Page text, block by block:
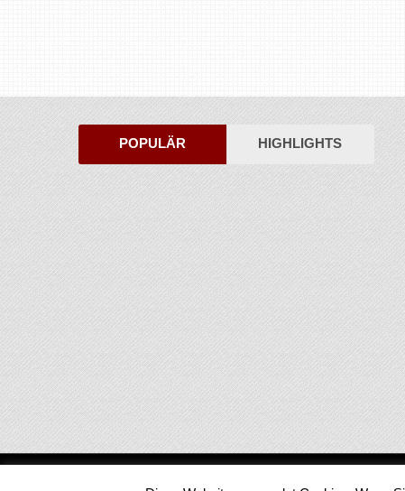
POPULÄR HIGHLIGHTS
Medienjournal Copyright © 2026.